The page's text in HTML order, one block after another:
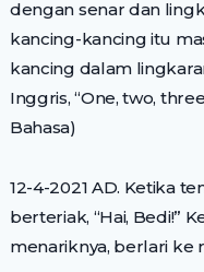
dengan senar dan
kancing-kancing itu
kancing dalam
Inggris, “One, two,
Bahasa)
12-4-2021 AD. Ketika
berteriak, “Hai, Bedi!”
menariknya, berlari ke